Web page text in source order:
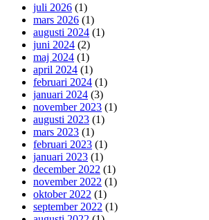
juli 2026 (1)
mars 2026 (1)
augusti 2024 (1)
juni 2024 (2)
maj 2024 (1)
april 2024 (1)
februari 2024 (1)
januari 2024 (3)
november 2023 (1)
augusti 2023 (1)
mars 2023 (1)
februari 2023 (1)
januari 2023 (1)
december 2022 (1)
november 2022 (1)
oktober 2022 (1)
september 2022 (1)